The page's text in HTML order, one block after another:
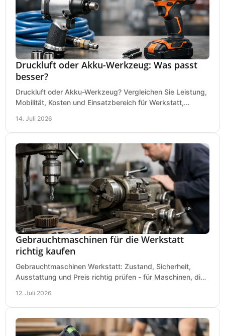
Druckluft oder Akku-Werkzeug: Was passt
besser?
Druckluft oder Akku-Werkzeug? Vergleichen Sie Leistung,
Mobilität, Kosten und Einsatzbereich für Werkstatt,
14. Juli 2026
Gebrauchtmaschinen für die Werkstatt
richtig kaufen
Gebrauchtmaschinen Werkstatt: Zustand, Sicherheit,
Ausstattung und Preis richtig prüfen - für Maschinen, die
12. Juli 2026